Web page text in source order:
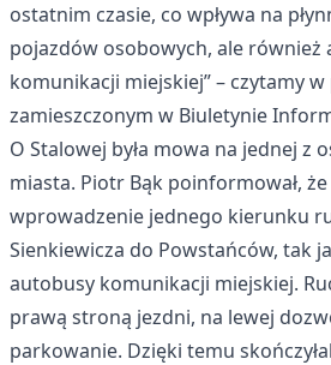
ostatnim czasie, co wpływa na
pojazdów osobowych, ale również
komunikacji miejskiej” – czytamy
zamieszczonym w Biuletynie
O Stalowej była mowa na jednej z
miasta. Piotr Bąk poinformował,
wprowadzenie jednego kierunku
Sienkiewicza do Powstańców, tak
autobusy komunikacji miejskiej.
prawą stroną jezdni, na lewej
parkowanie. Dzięki temu